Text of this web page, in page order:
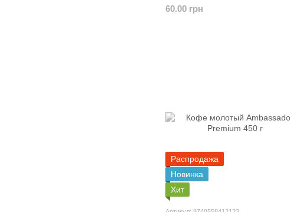
60.00 грн
Распродажа
Новинка
Хит